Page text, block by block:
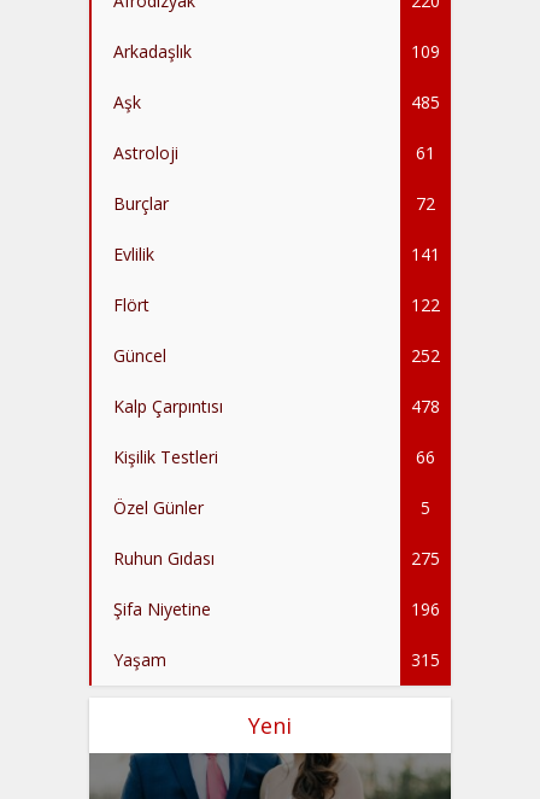
Arkadaşlık 109
Aşk 485
Astroloji 61
Burçlar 72
Evlilik 141
Flört 122
Güncel 252
Kalp Çarpıntısı 478
Kişilik Testleri 66
Özel Günler 5
Ruhun Gıdası 275
Şifa Niyetine 196
Yaşam 315
Yeni